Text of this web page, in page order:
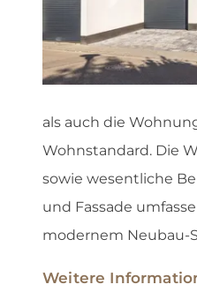
als auch die
Wohnstandard. Die
sowie wesentliche
und Fassade
modernem Neubau-
Weitere